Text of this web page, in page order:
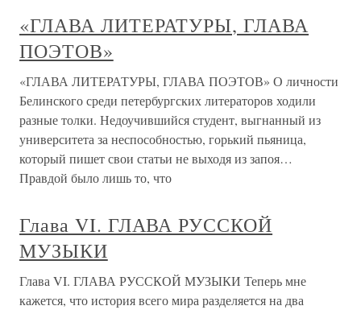
«ГЛАВА ЛИТЕРАТУРЫ, ГЛАВА
ПОЭТОВ»
«ГЛАВА ЛИТЕРАТУРЫ, ГЛАВА ПОЭТОВ» О личности
Белинского среди петербургских литераторов ходили
разные толки. Недоучившийся студент, выгнанный из
университета за неспособностью, горький пьяница,
который пишет свои статьи не выходя из запоя…
Правдой было лишь то, что
Глава VI. ГЛАВА РУССКОЙ
МУЗЫКИ
Глава VI. ГЛАВА РУССКОЙ МУЗЫКИ Теперь мне
кажется, что история всего мира разделяется на два